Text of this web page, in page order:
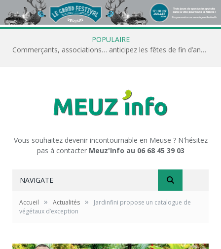
POPULAIRE
Commerçants, associations… anticipez les fêtes de fin d’année avec Meuz’Info
Vous souhaitez devenir incontournable en Meuse ? N'hésitez
pas à contacter Meuz'Info au 06 68 45 39 03
NAVIGATE
Accueil » Actualités »
Jardinfini propose un catalogue de
végétaux d’exception